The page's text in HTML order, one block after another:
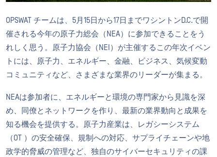
OPSWAT チームは、5月15日から17日までワシントンD.C.で開
催される今年の原子力総会（NEA）に参加できることをう
れしく思う。原子力協会（NEI）が主催するこの年次イベン
トには、原子力、エネルギー、金融、ビジネス、気候変動
コミュニティなど、さまざまな業界のリーダーが集まる。
NEAは参加者に、エネルギーと環境の専門家から見識を深
め、同僚とネットワークを作り、最新の業界動向と成果を
知る機会を提供する。原子力産業は、レガシーシステム
（OT ）の安全確保、規制への対応、サプライチェーンや地
政学的脅威の管理など、独自のサイバーセキュリティの課